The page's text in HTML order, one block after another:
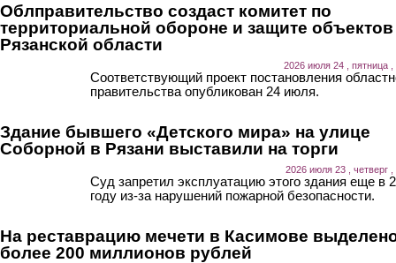
Облправительство создаст комитет по
территориальной обороне и защите объектов
Рязанской области
2026 июля 24 , пятница ,
Соответствующий проект постановления
правительства опубликован 24 июля.
Здание бывшего «Детского мира» на улице
Соборной в Рязани выставили на торги
2026 июля 23 , четверг ,
Суд запретил эксплуатацию этого здания еще в
году из-за нарушений пожарной безопасности.
На реставрацию мечети в Касимове
более 200 миллионов рублей